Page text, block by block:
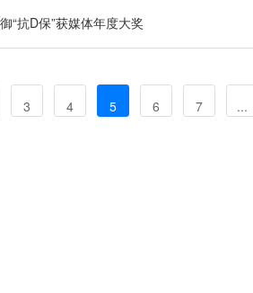
“抗D保”获媒体年度大奖
3 4 5 6 7 ...